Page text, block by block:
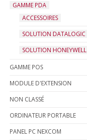
GAMME PDA
ACCESSOIRES
SOLUTION DATALOGIC
SOLUTION HONEYWELL
GAMME POS
MODULE D'EXTENSION
NON CLASSÉ
ORDINATEUR PORTABLE
PANEL PC NEXCOM